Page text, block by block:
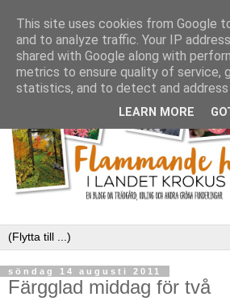
söndag 14 augusti 2011
Färgglad middag för två
This site uses cookies from Google
and to analyze traffic. Your IP
shared with Google along with
metrics to ensure quality of service,
statistics, and to detect and address
LEARN MORE